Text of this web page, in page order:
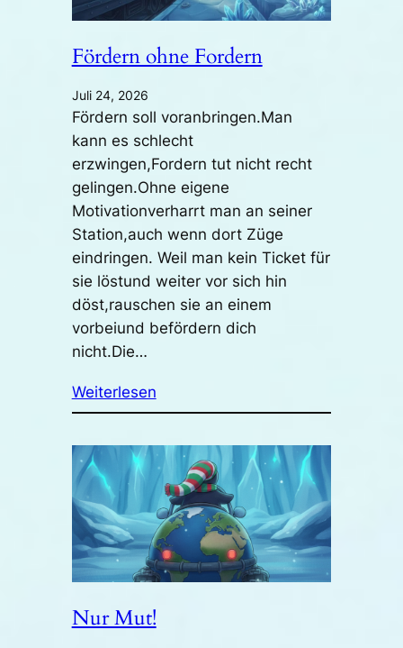
Fördern ohne Fordern
Juli 24, 2026
Fördern soll voranbringen.Man
kann es schlecht
erzwingen,Fordern tut nicht recht
gelingen.Ohne eigene
Motivationverharrt man an seiner
Station,auch wenn dort Züge
eindringen. Weil man kein Ticket für
sie löstund weiter vor sich hin
döst,rauschen sie an einem
vorbeiund befördern dich
nicht.Die…
Weiterlesen
Nur Mut!